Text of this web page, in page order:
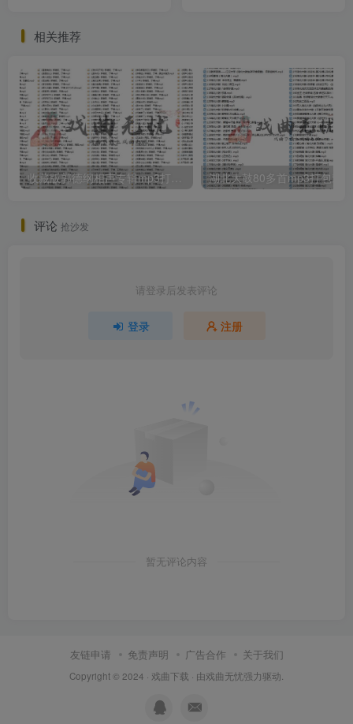
相关推荐
评论 抢沙发
请登录后发表评论
登录 注册
暂无评论内容
友链申请 免责声明 广告合作 关于我们
Copyright © 2024 · 戏曲下载 · 由戏曲无忧强力驱动.